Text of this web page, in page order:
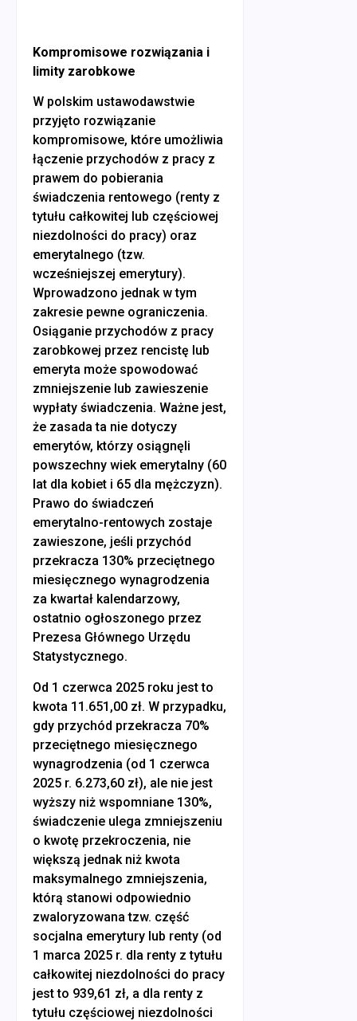
Kompromisowe rozwiązania i
limity zarobkowe
W polskim ustawodawstwie
przyjęto rozwiązanie
kompromisowe, które umożliwia
łączenie przychodów z pracy z
prawem do pobierania
świadczenia rentowego (renty z
tytułu całkowitej lub częściowej
niezdolności do pracy) oraz
emerytalnego (tzw.
wcześniejszej emerytury).
Wprowadzono jednak w tym
zakresie pewne ograniczenia.
Osiąganie przychodów z pracy
zarobkowej przez rencistę lub
emeryta może spowodować
zmniejszenie lub zawieszenie
wypłaty świadczenia. Ważne jest,
że zasada ta nie dotyczy
emerytów, którzy osiągnęli
powszechny wiek emerytalny (60
lat dla kobiet i 65 dla mężczyzn).
Prawo do świadczeń
emerytalno-rentowych zostaje
zawieszone, jeśli przychód
przekracza 130% przeciętnego
miesięcznego wynagrodzenia
za kwartał kalendarzowy,
ostatnio ogłoszonego przez
Prezesa Głównego Urzędu
Statystycznego.
Od 1 czerwca 2025 roku jest to
kwota 11.651,00 zł. W przypadku,
gdy przychód przekracza 70%
przeciętnego miesięcznego
wynagrodzenia (od 1 czerwca
2025 r. 6.273,60 zł), ale nie jest
wyższy niż wspomniane 130%,
świadczenie ulega zmniejszeniu
o kwotę przekroczenia, nie
większą jednak niż kwota
maksymalnego zmniejszenia,
którą stanowi odpowiednio
zwaloryzowana tzw. część
socjalna emerytury lub renty (od
1 marca 2025 r. dla renty z tytułu
całkowitej niezdolności do pracy
jest to 939,61 zł, a dla renty z
tytułu częściowej niezdolności